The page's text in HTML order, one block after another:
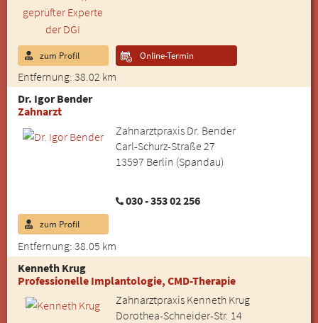
Entfernung: 38.02 km
zum Profil Online-Termin
Dr. Igor Bender
Zahnarzt
Zahnarztpraxis Dr. Bender
Carl-Schurz-Straße 27
13597 Berlin (Spandau)
030 - 353 02 256
Entfernung: 38.05 km
zum Profil
Kenneth Krug
Professionelle Implantologie, CMD-Therapie
Zahnarztpraxis Kenneth Krug
Dorothea-Schneider-Str. 14